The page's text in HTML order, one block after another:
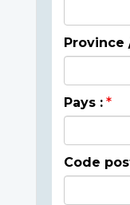
Province
Pays :
Code